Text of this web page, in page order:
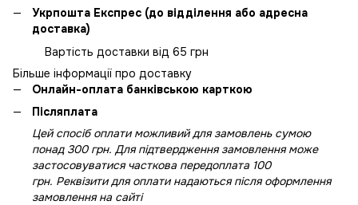
Укрпошта Експрес (до відділення або адресна
доставка)
Вартість доставки від 65 грн
Більше інформації про доставку
Онлайн-оплата банківською карткою
Післяплата
Цей спосіб оплати можливий для замовлень сумою
понад 300 грн. Для підтвердження замовлення може
застосовуватися часткова передоплата 100
грн. Реквізити для оплати надаються після оформлення
замовлення на сайті